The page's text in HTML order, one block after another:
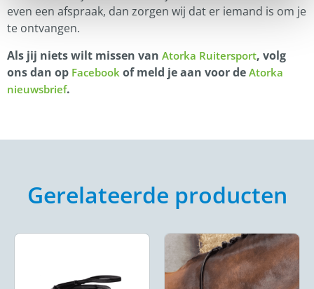
even een afspraak, dan zorgen wij dat er iemand is om je
te ontvangen.
Als jij niets wilt missen van Atorka Ruitersport, volg
ons dan op Facebook of meld je aan voor de Atorka
nieuwsbrief.
Gerelateerde producten